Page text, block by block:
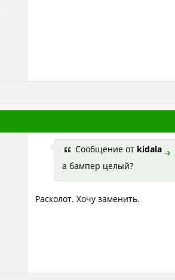
Сообщение от kidala
а бампер целый?
Расколот. Хочу заменить.